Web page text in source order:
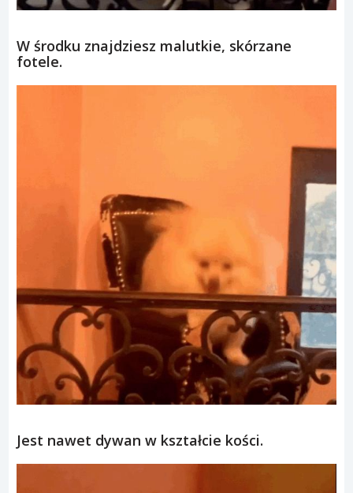
W środku znajdziesz malutkie, skórzane
fotele.
Jest nawet dywan w kształcie kości.